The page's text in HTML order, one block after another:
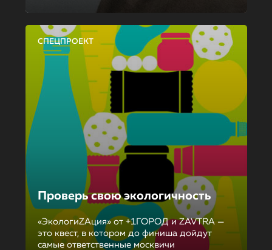
СПЕЦПРОЕКТ
Проверь свою экологичность
«ЭкологиZAция» от +1ГОРОД и ZAVTRA —
это квест, в котором до финиша дойдут
самые ответственные москвичи